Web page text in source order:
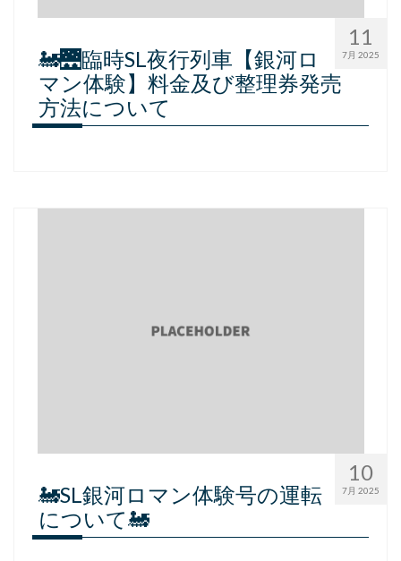
11
7月 2025
🚂🌉臨時SL夜行列車【銀河ロ
マン体験】料金及び整理券発売
方法について
10
7月 2025
🚂SL銀河ロマン体験号の運転
について🚂